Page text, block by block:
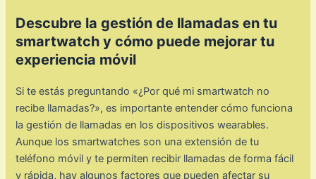
Descubre la gestión de llamadas en tu
smartwatch y cómo puede mejorar tu
experiencia móvil
Si te estás preguntando «¿Por qué mi smartwatch no
recibe llamadas?», es importante entender cómo funciona
la gestión de llamadas en los dispositivos wearables.
Aunque los smartwatches son una extensión de tu
teléfono móvil y te permiten recibir llamadas de forma fácil
y rápida, hay algunos factores que pueden afectar su